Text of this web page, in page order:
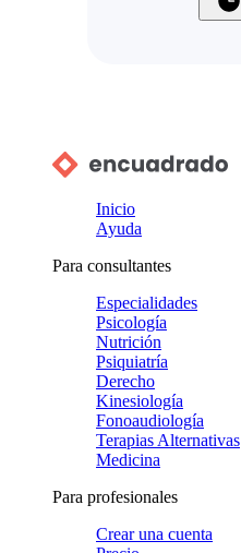
Inicio
Ayuda
Para consultantes
Especialidades
Psicología
Nutrición
Psiquiatría
Derecho
Kinesiología
Fonoaudiología
Terapias Alternativas
Medicina
Para profesionales
Crear una cuenta